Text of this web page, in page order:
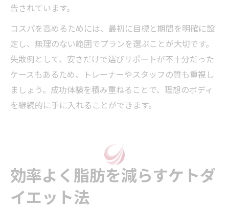
告されています。
コスパを高めるためには、最初に目標と期間を明確に設
定し、無理のない範囲でプランを選ぶことが大切です。
失敗例として、安さだけで選びサポートが不十分だった
ケースもあるため、トレーナーやスタッフの質も重視し
ましょう。成功体験を積み重ねることで、理想のボディ
を継続的に手に入れることができます。
効率よく脂肪を減らすケトダ
イエット法